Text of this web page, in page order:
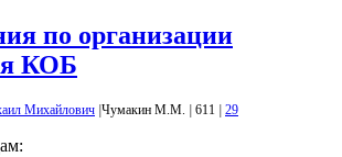
по организации
КОБ
Михайлович Чумакин М.М. 611 29